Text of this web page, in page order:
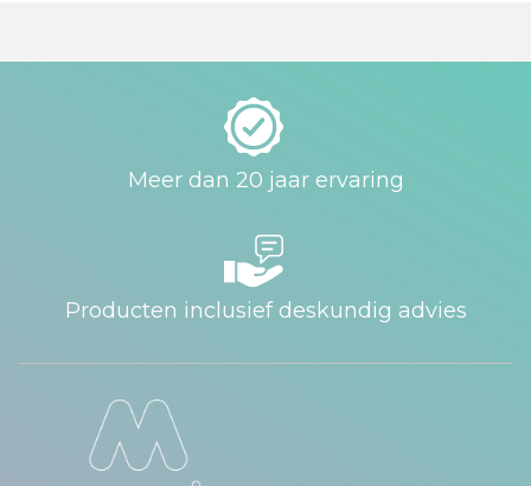
Meer dan 20 jaar ervaring
Producten inclusief deskundig advies